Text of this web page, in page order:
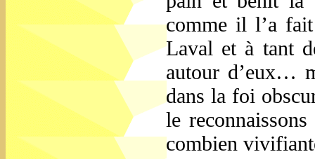
comme il l’a
Laval et à tant
autour d’eux…
dans la foi
le
combien